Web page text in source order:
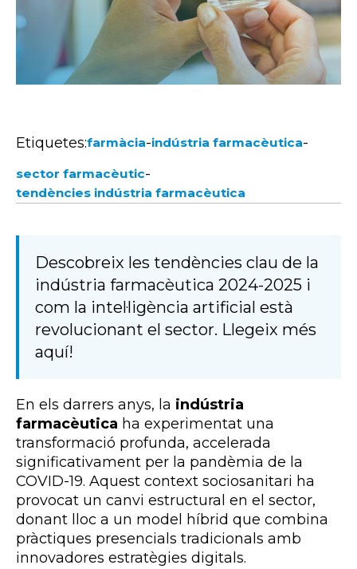
Etiquetes:farmàcia-indústria farmacèutica-
sector farmacèutic-
tendències indústria farmacèutica
Descobreix les tendències clau de la
indústria farmacèutica 2024-2025 i
com la intel·ligència artificial està
revolucionant el sector. Llegeix més
aquí!
En els darrers anys, la indústria
farmacèutica ha experimentat una
transformació profunda, accelerada
significativament per la pandèmia de la
COVID-19. Aquest context sociosanitari ha
provocat un canvi estructural en el sector,
donant lloc a un model híbrid que combina
pràctiques presencials tradicionals amb
innovadores estratègies digitals.